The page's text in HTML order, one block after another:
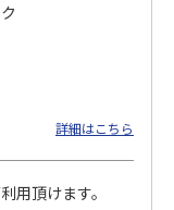
詳細はこちら
用頂けます。